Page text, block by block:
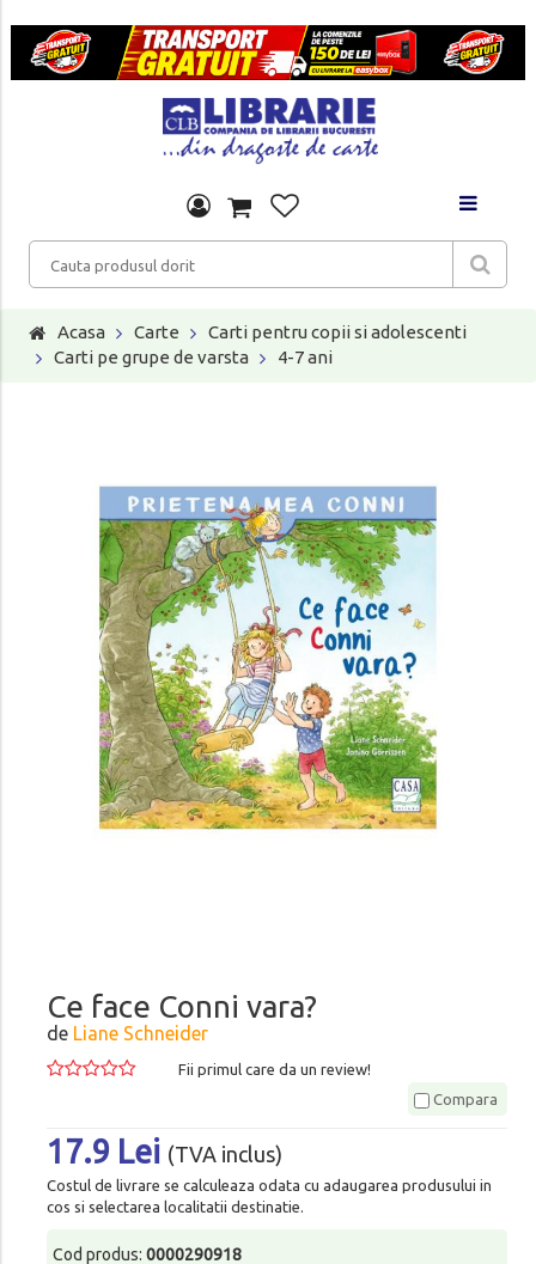
Acasa Carte
Carti pentru copii si adolescenti
Carti pe grupe de varsta
4-7 ani
Ce face Conni vara?
de Liane Schneider
Fii primul care da un review!
Compara
17.9 Lei (TVA inclus)
Costul de livrare se calculeaza odata cu adaugarea produsului in
cos si selectarea localitatii destinatie.
Cod produs: 0000290918